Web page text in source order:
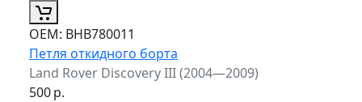
ОЕМ: BHB780011
Петля откидного борта
Land Rover Discovery III (2004—2009)
500р.